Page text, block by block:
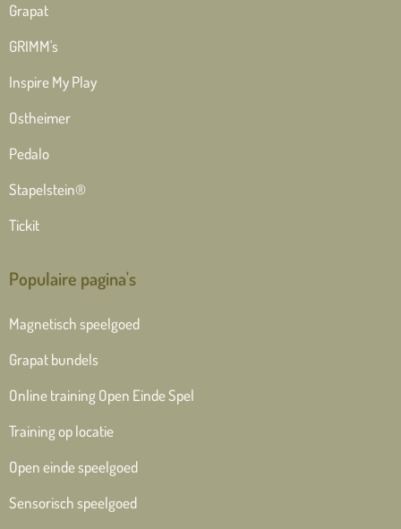
Grapat
GRIMM's
Inspire My Play
Ostheimer
Pedalo
Stapelstein®
Tickit
Populaire pagina's
Magnetisch speelgoed
Grapat bundels
Online training Open Einde Spel
Training op locatie
Open einde speelgoed
Sensorisch speelgoed